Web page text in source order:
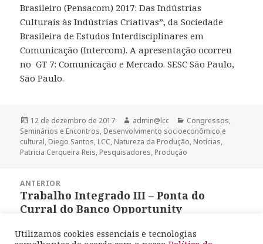
Brasileiro (Pensacom) 2017: Das Indústrias
Culturais às Indústrias Criativas”, da Sociedade
Brasileira de Estudos Interdisciplinares em
Comunicação (Intercom). A apresentação ocorreu
no GT 7: Comunicação e Mercado. SESC São Paulo,
São Paulo.
Publicado
em
12 de dezembro de 2017 Autor
admin@lcc Categorias
Congressos,
Seminários e Encontros, Desenvolvimento socioeconômico e
cultural, Diego Santos, LCC, Natureza da Produção, Notícias,
Patricia Cerqueira Reis, Pesquisadores, Produção
ANTERIOR
Post
anterior:
Trabalho Integrado III – Ponta do
Curral do Banco Opportunity
SEGUINTE
Utilizamos cookies essenciais e tecnologias